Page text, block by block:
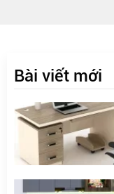
Bài viết mới